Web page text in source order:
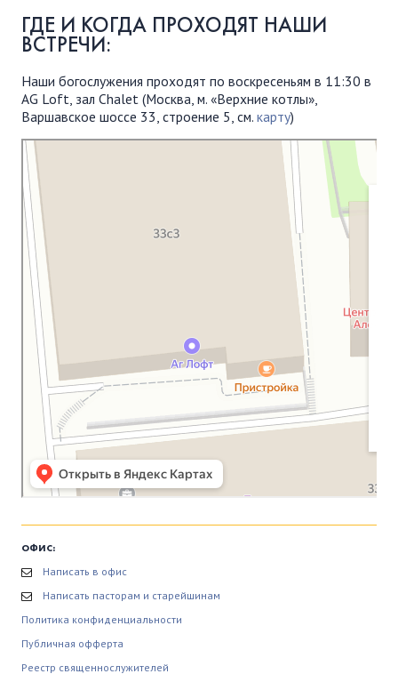
ГДЕ И КОГДА ПРОХОДЯТ НАШИ
ВСТРЕЧИ:
Наши богослужения проходят по воскресеньям в 11:30 в
AG Loft, зал Chalet (Москва, м. «Верхние котлы»,
Варшавское шоссе 33, строение 5, см. карту)
Московская Библейская Церковь
Протестантская церковь в Москве
ОФИС:
Написать в офис
Написать пасторам и старейшинам
Политика конфиденциальности
Публичная офферта
Реестр священнослужителей